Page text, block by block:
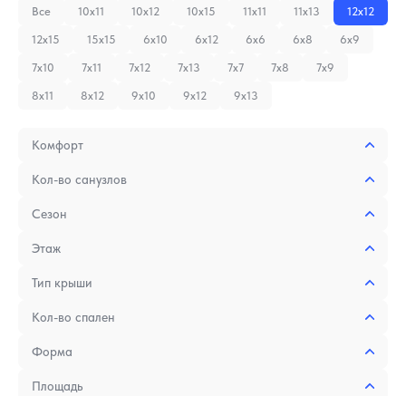
Все 10x11 10x12 10x15 11x11 11x13 12x12
12x15 15x15 6x10 6x12 6x6 6x8 6x9
7x10 7x11 7x12 7x13 7x7 7x8 7x9
8x11 8x12 9x10 9x12 9x13
Комфорт
Кол-во санузлов
Сезон
Этаж
Тип крыши
Кол-во спален
Форма
Площадь